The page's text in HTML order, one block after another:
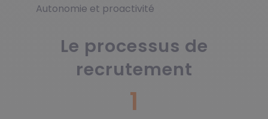
Autonomie et proactivité
Le processus de
recrutement
1